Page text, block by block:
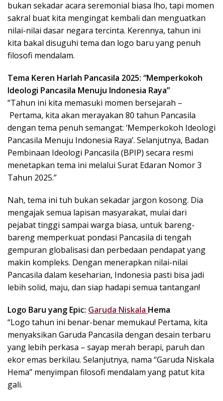
s
p
i
r
a
i
bukan sekadar acara seremonial biasa lho, tapi momen
sakral buat kita mengingat kembali dan menguatkan
nilai-nilai dasar negara tercinta. Kerennya, tahun ini
kita bakal disuguhi tema dan logo baru yang penuh
filosofi mendalam.
Tema Keren Harlah Pancasila 2025: “Memperkokoh
Ideologi Pancasila Menuju Indonesia Raya”
“Tahun ini kita memasuki momen bersejarah –
Pertama, kita akan merayakan 80 tahun Pancasila
dengan tema penuh semangat: ‘Memperkokoh Ideologi
Pancasila Menuju Indonesia Raya’. Selanjutnya, Badan
Pembinaan Ideologi Pancasila (BPIP) secara resmi
menetapkan tema ini melalui Surat Edaran Nomor 3
Tahun 2025.”
Nah, tema ini tuh bukan sekadar jargon kosong. Dia
mengajak semua lapisan masyarakat, mulai dari
pejabat tinggi sampai warga biasa, untuk bareng-
bareng memperkuat pondasi Pancasila di tengah
gempuran globalisasi dan perbedaan pendapat yang
makin kompleks. Dengan menerapkan nilai-nilai
Pancasila dalam keseharian, Indonesia pasti bisa jadi
lebih solid, maju, dan siap hadapi semua tantangan!
Logo Baru yang Epic: Garuda Niskala Hema
“Logo tahun ini benar-benar memukau! Pertama, kita
menyaksikan Garuda Pancasila dengan desain terbaru
yang lebih perkasa – sayap merah berapi, paruh dan
ekor emas berkilau. Selanjutnya, nama “Garuda Niskala
Hema” menyimpan filosofi mendalam yang patut kita
gali.